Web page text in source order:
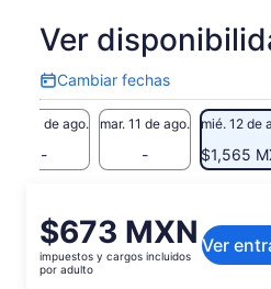
Ver
Cambiar fechas
Cambiar
fechas
lun. 10 de ago.
-
mar. 11 de ago.
-
mié. 12 de
$1,565
El
precio
es
$673 MXN
impuestos y cargos incluidos
por adulto
Ver
Es posible que el
Ver texto original (en
Opinar sobre esta